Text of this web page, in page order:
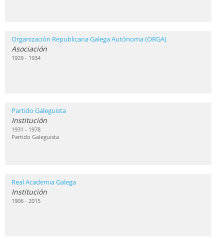
Organización Republicana Galega Autónoma (ORGA)
Asociación
1929 - 1934
Partido Galeguista
Institución
1931 - 1978
Partido Galeguista
Real Academia Galega
Institución
1906 - 2015